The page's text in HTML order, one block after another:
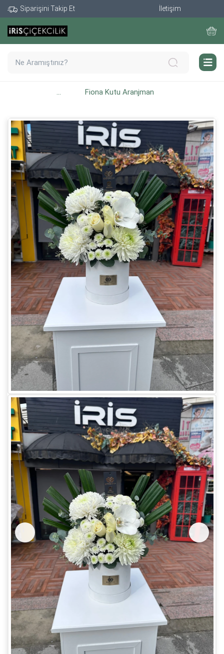
Siparişini Takip Et İletişim
... Fiona Kutu Aranjman